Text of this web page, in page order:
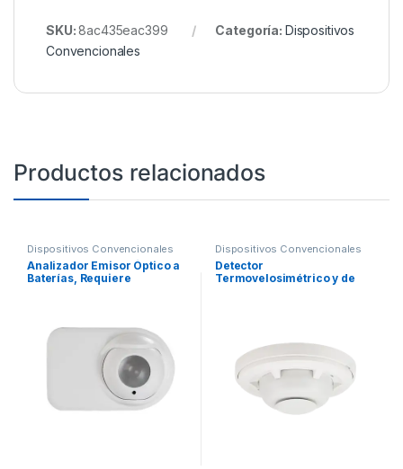
SKU:8ac435eac399 Categoría: Dispositivos
Convencionales
Productos relacionados
Dispositivos Convencionales
Analizador Emisor Óptico a
Baterías, Requiere
Dispositivos Convencionales
Detector
Termovelosimétrico y de